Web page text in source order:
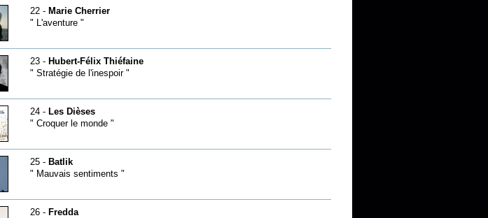
22 - Marie Cherrier
" L'aventure "
23 - Hubert-Félix Thiéfaine
" Stratégie de l'inespoir "
24 - Les Dièses
" Croquer le monde "
25 - Batlik
" Mauvais sentiments "
26 - Fredda